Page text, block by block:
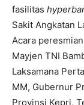
fasilitas
Sakit Angkatan
Acara
Mayjen TNI
Laksamana
MM, Gubernur
Provinsi Kepri,